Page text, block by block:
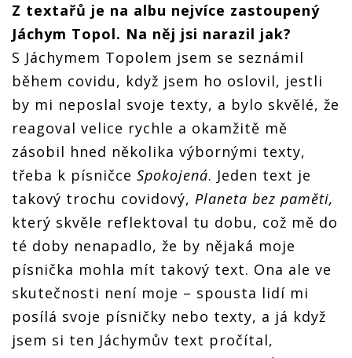
Z textařů je na albu nejvíce zastoupený
Jáchym Topol. Na něj jsi narazil jak?
S Jáchymem Topolem jsem se seznámil
během covidu, když jsem ho oslovil, jestli
by mi neposlal svoje texty, a bylo skvělé, že
reagoval velice rychle a okamžitě mě
zásobil hned několika výbornými texty,
třeba k písničce Spokojená. Jeden text je
takový trochu covidový, Planeta bez paměti,
který skvěle reflektoval tu dobu, což mě do
té doby nenapadlo, že by nějaká moje
písnička mohla mít takový text. Ona ale ve
skutečnosti není moje – spousta lidí mi
posílá svoje písničky nebo texty, a já když
jsem si ten Jáchymův text pročítal,